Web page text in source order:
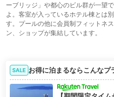
ーブリッジ」や都心のビル群が一望
よ。客室が入っているホテル棟とは
す。プールの他に会員制フィットネ
ン、ショップが集結しています。
SALE お得に泊まるならこんなプ